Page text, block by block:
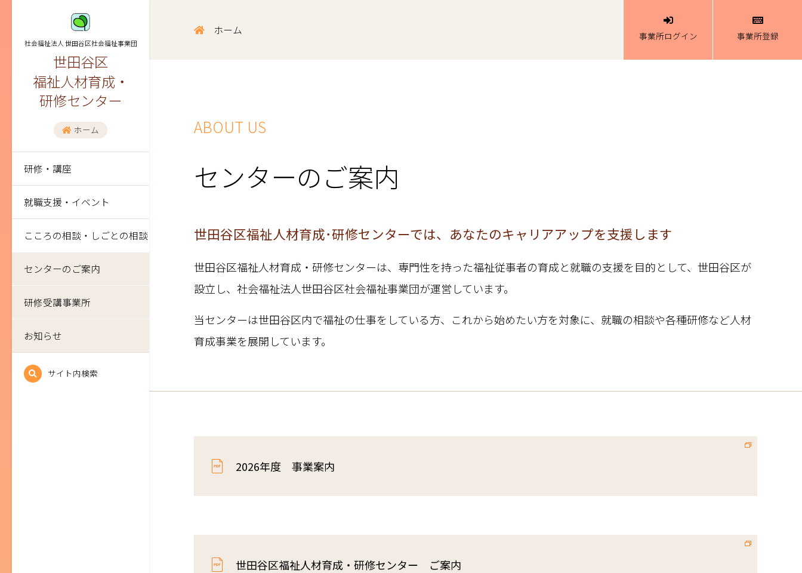
社会福祉法人 世田谷区社会福祉事業団
世田谷区
福祉人材育成・
研修センター
ホーム
研修・講座
就職支援・イベント
こころの相談・しごとの相談
センターのご案内
研修受講事業所
お知らせ
サイト内検索
ホーム 事業所ログイン 事業所登録
ABOUT US
センターのご案内
世田谷区福祉人材育成･研修センターでは、あなたのキャリアアップを支援します
世田谷区福祉人材育成・研修センターは、専門性を持った福祉従事者の育成と就職の支援を目的として、世田谷区が
設立し、社会福祉法人世田谷区社会福祉事業団が運営しています。
当センターは世田谷区内で福祉の仕事をしている方、これから始めたい方を対象に、就職の相談や各種研修など人材
育成事業を展開しています。
2026年度 事業案内
世田谷区福祉人材育成・研修センター ご案内